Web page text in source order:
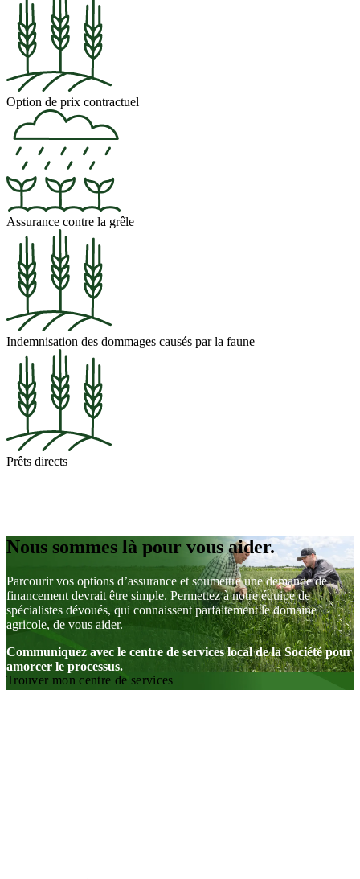
Option de prix contractuel
Assurance contre la grêle
Indemnisation des dommages causés par la faune
Prêts directs
Nous sommes là pour vous aider.
Parcourir vos options d’assurance et soumettre une demande de
financement devrait être simple. Permettez à notre équipe de
spécialistes dévoués, qui connaissent parfaitement le domaine
agricole, de vous aider.
Communiquez avec le centre de services local de la Société pour
amorcer le processus.
Trouver mon centre de services